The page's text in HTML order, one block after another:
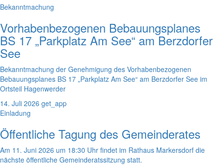
Bekanntmachung
Vorhabenbezogenen Bebauungsplanes
BS 17 „Parkplatz Am See“ am Berzdorfer
See
Bekanntmachung der Genehmigung des Vorhabenbezogenen
Bebauungsplanes BS 17 „Parkplatz Am See“ am Berzdorfer See im
Ortsteil Hagenwerder
14. Juli 2026 get_app
Einladung
Öffentliche Tagung des Gemeinderates
Am 11. Juni 2026 um 18:30 Uhr findet im Rathaus Markersdorf die
nächste öffentliche Gemeinderatssitzung statt.